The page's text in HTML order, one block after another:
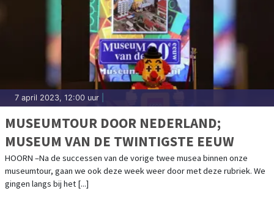
7 april 2023, 12:00 uur
MUSEUMTOUR DOOR NEDERLAND;
MUSEUM VAN DE TWINTIGSTE EEUW
HOORN –Na de successen van de vorige twee musea binnen onze
museumtour, gaan we ook deze week weer door met deze rubriek. We
gingen langs bij het [...]